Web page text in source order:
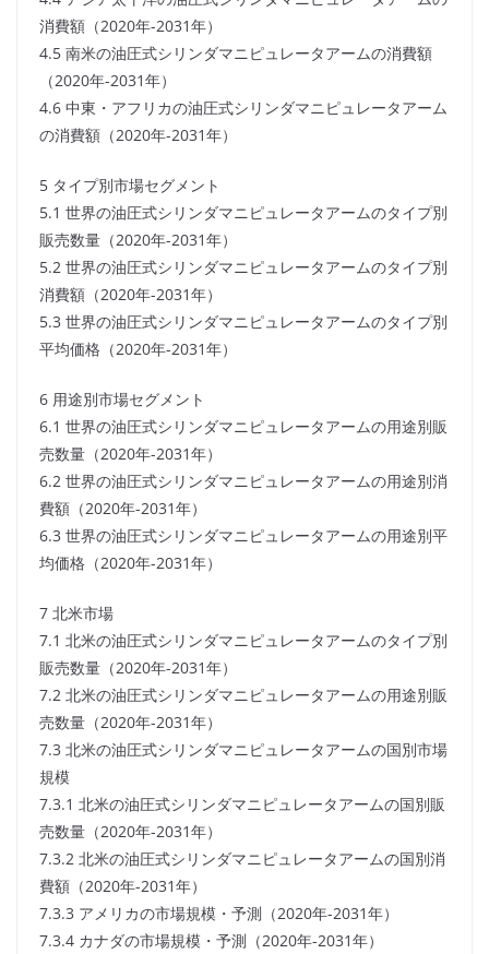
消費額（2020年-2031年）
4.5 南米の油圧式シリンダマニピュレータアームの消費額
（2020年-2031年）
4.6 中東・アフリカの油圧式シリンダマニピュレータアーム
の消費額（2020年-2031年）
5 タイプ別市場セグメント
5.1 世界の油圧式シリンダマニピュレータアームのタイプ別
販売数量（2020年-2031年）
5.2 世界の油圧式シリンダマニピュレータアームのタイプ別
消費額（2020年-2031年）
5.3 世界の油圧式シリンダマニピュレータアームのタイプ別
平均価格（2020年-2031年）
6 用途別市場セグメント
6.1 世界の油圧式シリンダマニピュレータアームの用途別販
売数量（2020年-2031年）
6.2 世界の油圧式シリンダマニピュレータアームの用途別消
費額（2020年-2031年）
6.3 世界の油圧式シリンダマニピュレータアームの用途別平
均価格（2020年-2031年）
7 北米市場
7.1 北米の油圧式シリンダマニピュレータアームのタイプ別
販売数量（2020年-2031年）
7.2 北米の油圧式シリンダマニピュレータアームの用途別販
売数量（2020年-2031年）
7.3 北米の油圧式シリンダマニピュレータアームの国別市場
規模
7.3.1 北米の油圧式シリンダマニピュレータアームの国別販
売数量（2020年-2031年）
7.3.2 北米の油圧式シリンダマニピュレータアームの国別消
費額（2020年-2031年）
7.3.3 アメリカの市場規模・予測（2020年-2031年）
7.3.4 カナダの市場規模・予測（2020年-2031年）